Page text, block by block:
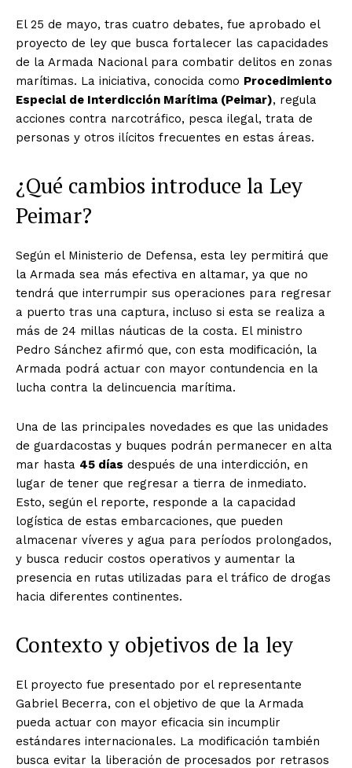
El 25 de mayo, tras cuatro debates, fue aprobado el
proyecto de ley que busca fortalecer las capacidades
de la Armada Nacional para combatir delitos en zonas
marítimas. La iniciativa, conocida como Procedimiento
Especial de Interdicción Marítima (Peimar), regula
acciones contra narcotráfico, pesca ilegal, trata de
personas y otros ilícitos frecuentes en estas áreas.
¿Qué cambios introduce la Ley
Peimar?
Según el Ministerio de Defensa, esta ley permitirá que
la Armada sea más efectiva en altamar, ya que no
tendrá que interrumpir sus operaciones para regresar
a puerto tras una captura, incluso si esta se realiza a
más de 24 millas náuticas de la costa. El ministro
Pedro Sánchez afirmó que, con esta modificación, la
Armada podrá actuar con mayor contundencia en la
lucha contra la delincuencia marítima.
Una de las principales novedades es que las unidades
de guardacostas y buques podrán permanecer en alta
mar hasta 45 días después de una interdicción, en
lugar de tener que regresar a tierra de inmediato.
Esto, según el reporte, responde a la capacidad
logística de estas embarcaciones, que pueden
almacenar víveres y agua para períodos prolongados,
y busca reducir costos operativos y aumentar la
presencia en rutas utilizadas para el tráfico de drogas
hacia diferentes continentes.
Contexto y objetivos de la ley
El proyecto fue presentado por el representante
Gabriel Becerra, con el objetivo de que la Armada
pueda actuar con mayor eficacia sin incumplir
estándares internacionales. La modificación también
busca evitar la liberación de procesados por retrasos